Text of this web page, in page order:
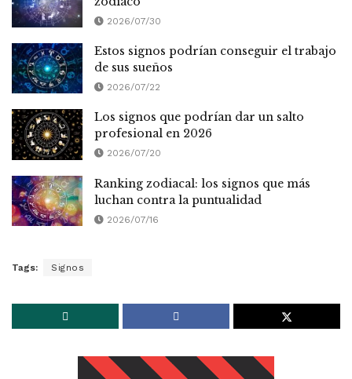
2026/07/30
Estos signos podrían conseguir el trabajo
de sus sueños
2026/07/22
Los signos que podrían dar un salto
profesional en 2026
2026/07/20
Ranking zodiacal: los signos que más
luchan contra la puntualidad
2026/07/16
Tags: Signos